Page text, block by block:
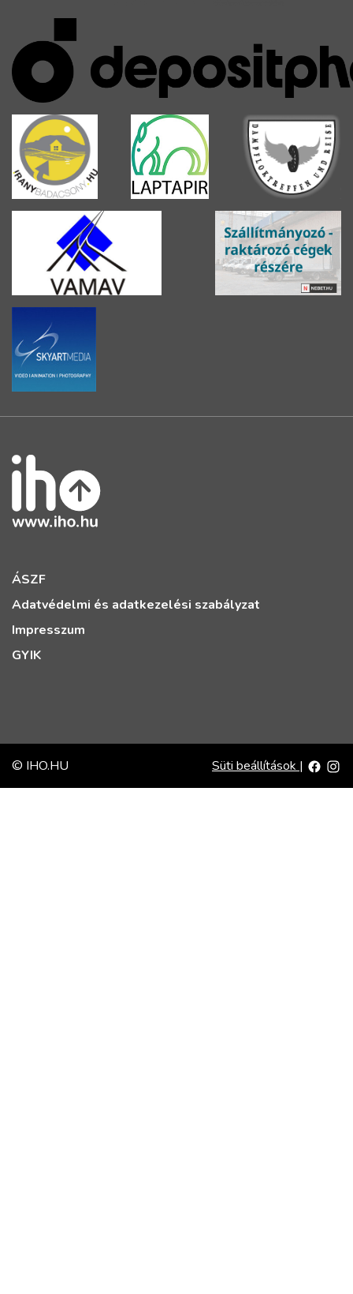
ÁSZF
Adatvédelmi és adatkezelési szabályzat
Impresszum
GYIK
© IHO.HU Süti beállítások |